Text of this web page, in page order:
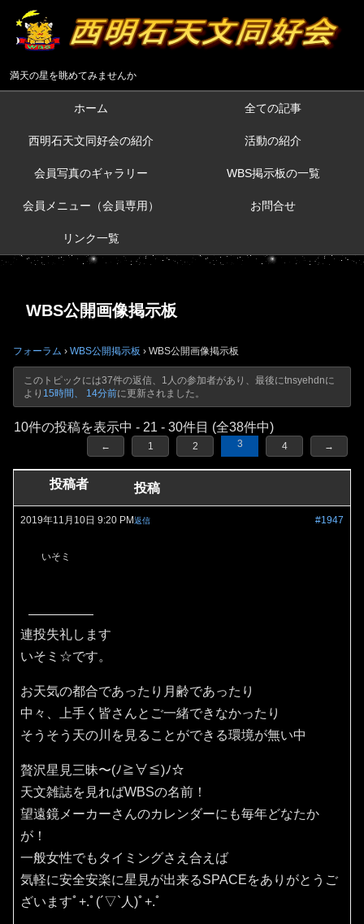
満天の星を眺めてみませんか
ホーム 全ての記事
西明石天文同好会の紹介 活動の紹介
会員写真のギャラリー WBS掲示板の一覧
会員メニュー（会員専用） お問合せ
リンク一覧
WBS公開画像掲示板
フォーラム › WBS公開掲示板 › WBS公開画像掲示板
このトピックには37件の返信、1人の参加者があり、最後にtnsyehdnに
より 15時間、 14分前に更新されました。
10件の投稿を表示中 - 21 - 30件目 (全38件中)
← 1 2 3 4 →
投稿者 投稿
2019年11月10日 9:20 PM #1947
返信
いそミ
連投失礼します
いそミ☆です。
お天気の都合であったり月齢であったり
中々、上手く皆さんとご一緒できなかったり
そうそう天の川を見ることができる環境が無い中
贅沢星見三昧〜(ﾉ≧∀≦)ﾉ☆
天文雑誌を見ればWBSの名前！
望遠鏡メーカーさんのカレンダーにも毎年どなたか
が！
一般女性でもタイミングさえ合えば
気軽に安全安楽に星見が出来るSPACEをありがとうご
ざいますﾟ+.ﾟ(´▽`人)ﾟ+.ﾟ